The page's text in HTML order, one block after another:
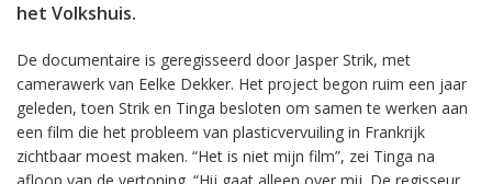
het Volkshuis.
De documentaire is geregisseerd door Jasper Strik, met
camerawerk van Eelke Dekker. Het project begon ruim een jaar
geleden, toen Strik en Tinga besloten om samen te werken aan
een film die het probleem van plasticvervuiling in Frankrijk
zichtbaar moest maken. “Het is niet mijn film”, zei Tinga na